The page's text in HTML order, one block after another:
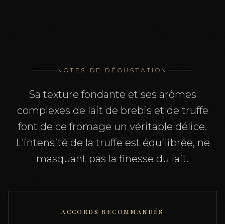
NOTES DE DÉGUSTATION
Sa texture fondante et ses arômes
complexes de lait de brebis et de truffe
font de ce fromage un véritable délice.
L'intensité de la truffe est équilibrée, ne
masquant pas la finesse du lait.
ACCORDS RECOMMANDÉS